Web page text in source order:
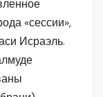
«сессии»,
Исраэль.